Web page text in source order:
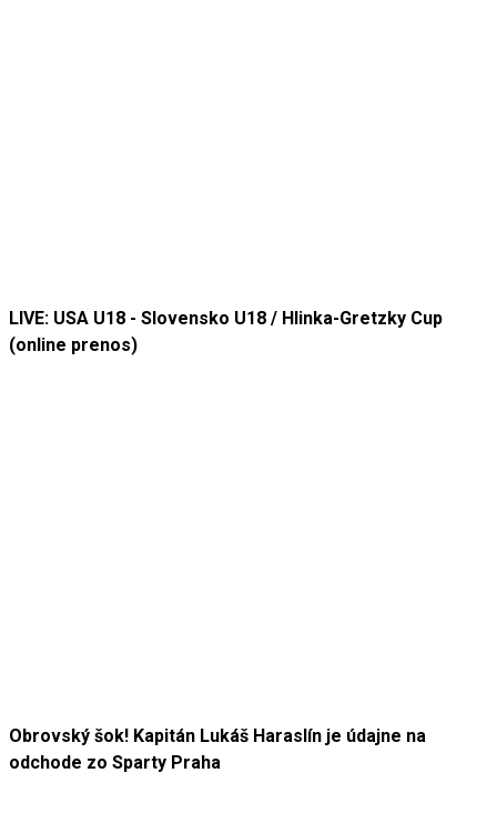
LIVE: USA U18 - Slovensko U18 / Hlinka-Gretzky Cup
(online prenos)
Obrovský šok! Kapitán Lukáš Haraslín je údajne na
odchode zo Sparty Praha